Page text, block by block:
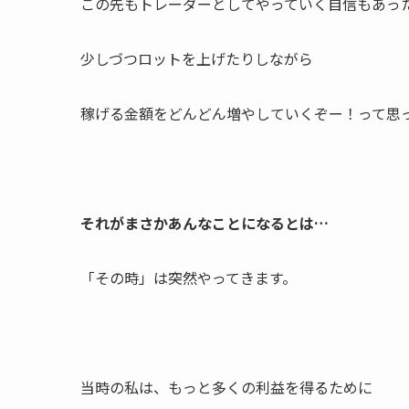
少しづつロットを上げたりしながら
稼げる金額をどんどん増やしていくぞー！って思
それがまさかあんなことになるとは…
「その時」は突然やってきます。
当時の私は、もっと多くの利益を得るために